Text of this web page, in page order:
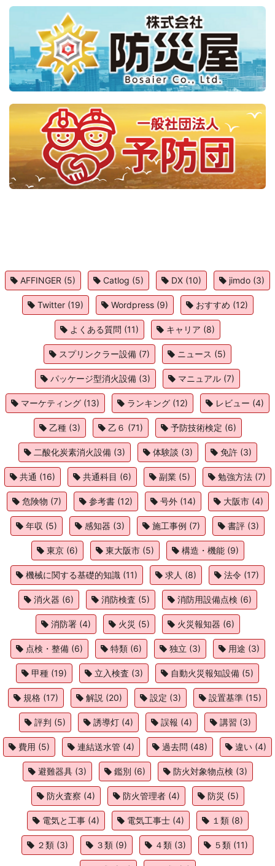
AFFINGER (5) Catlog (5) DX (10) jimdo (3)
Twitter(19) Wordpress(9) おすすめ (12)
よくある質問 (11) キャリア (8)
スプリンクラー設備 (7) ニュース (5)
パッケージ型消火設備 (3) マニュアル (7)
マーケティング (13) ランキング (12) レビュー (4)
乙種(3) 乙６ (71) 予防技術検定 (6)
二酸化炭素消火設備(3) 体験談 (3) 免許(3)
共通 (16) 共通科目 (6) 副業(5) 勉強方法(7)
危険物 (7) 参考書(12) 号外(14) 大阪市(4)
年収 (5) 感知器 (3) 施工事例 (7) 書評 (3)
東京(6) 東大阪市(5) 構造・機能(9)
機械に関する基礎的知識 (11) 求人 (8) 法令 (17)
消火器 (6) 消防検査 (5) 消防用設備点検 (6)
消防署(4) 火災 (5) 火災報知器 (6)
点検・整備(6) 特類(6) 独立 (3) 用途 (3)
甲種 (19) 立入検査 (3) 自動火災報知設備 (5)
規格 (17) 解説 (20) 設定 (3) 設置基準 (15)
評判 (5) 誘導灯(4) 誤報 (4) 講習 (3)
費用 (5) 連結送水管 (4) 過去問 (48) 違い (4)
避難器具(3) 鑑別 (6) 防火対象物点検 (3)
防火査察 (4) 防火管理者(4) 防災 (5)
電気と工事(4) 電気工事士(4) １類(8)
２類 (3) ３類 (9) ４類 (3) ５類 (11)